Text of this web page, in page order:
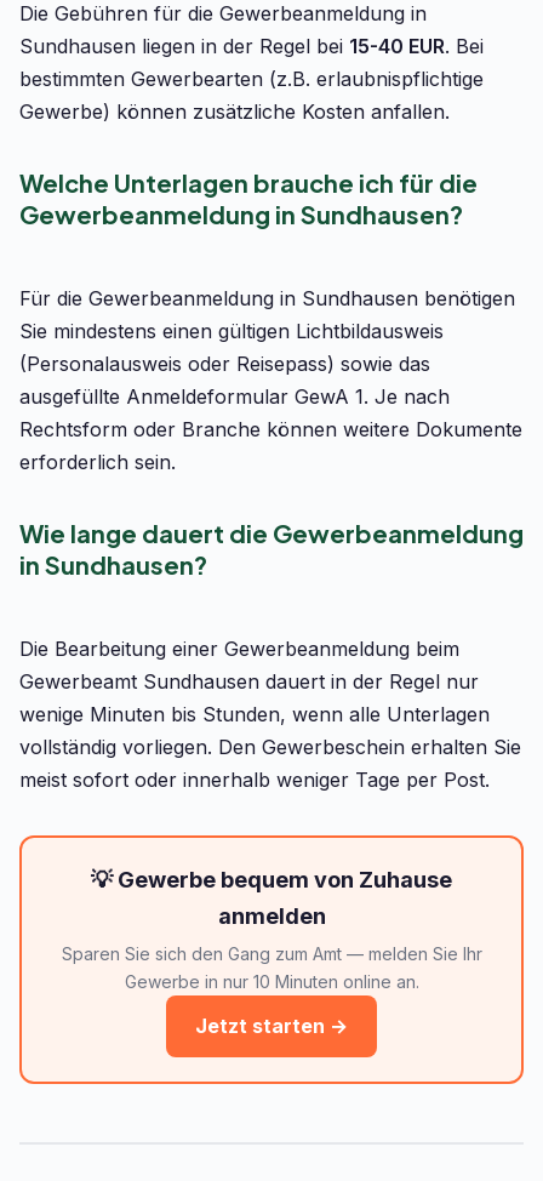
Die Gebühren für die Gewerbeanmeldung in
Sundhausen liegen in der Regel bei 15-40 EUR. Bei
bestimmten Gewerbearten (z.B. erlaubnispflichtige
Gewerbe) können zusätzliche Kosten anfallen.
Welche Unterlagen brauche ich für die
Gewerbeanmeldung in Sundhausen?
Für die Gewerbeanmeldung in Sundhausen benötigen
Sie mindestens einen gültigen Lichtbildausweis
(Personalausweis oder Reisepass) sowie das
ausgefüllte Anmeldeformular GewA 1. Je nach
Rechtsform oder Branche können weitere Dokumente
erforderlich sein.
Wie lange dauert die Gewerbeanmeldung
in Sundhausen?
Die Bearbeitung einer Gewerbeanmeldung beim
Gewerbeamt Sundhausen dauert in der Regel nur
wenige Minuten bis Stunden, wenn alle Unterlagen
vollständig vorliegen. Den Gewerbeschein erhalten Sie
meist sofort oder innerhalb weniger Tage per Post.
💡 Gewerbe bequem von Zuhause
anmelden
Sparen Sie sich den Gang zum Amt — melden Sie Ihr
Gewerbe in nur 10 Minuten online an.
Jetzt starten →